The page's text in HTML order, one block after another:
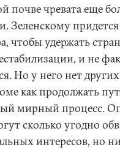
почве чревата еще
Зеленскому
чтобы удержать
и не
Но у него нет других
как продолжать
мирный процесс.
сколько угодно
интересов, но